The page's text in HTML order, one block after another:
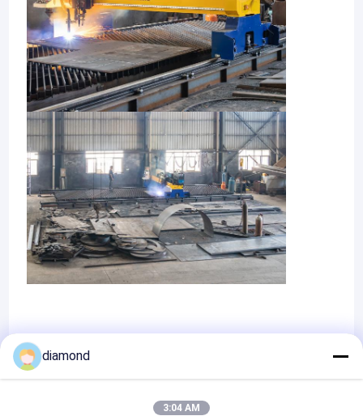
Certificates
diamond
3:04 AM